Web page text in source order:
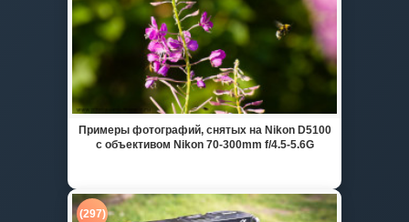
Примеры фотографий, снятых на Nikon D5100
с объективом Nikon 70-300mm f/4.5-5.6G
(297)